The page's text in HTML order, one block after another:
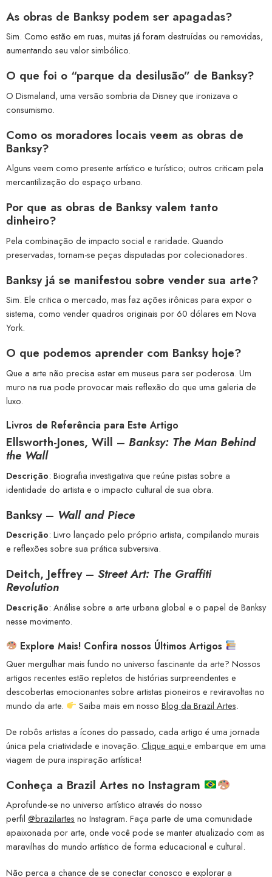
As obras de Banksy podem ser apagadas?
Sim. Como estão em ruas, muitas já foram destruídas ou removidas,
aumentando seu valor simbólico.
O que foi o “parque da desilusão” de Banksy?
O Dismaland, uma versão sombria da Disney que ironizava o
consumismo.
Como os moradores locais veem as obras de
Banksy?
Alguns veem como presente artístico e turístico; outros criticam pela
mercantilização do espaço urbano.
Por que as obras de Banksy valem tanto
dinheiro?
Pela combinação de impacto social e raridade. Quando
preservadas, tornam-se peças disputadas por colecionadores.
Banksy já se manifestou sobre vender sua arte?
Sim. Ele critica o mercado, mas faz ações irônicas para expor o
sistema, como vender quadros originais por 60 dólares em Nova
York.
O que podemos aprender com Banksy hoje?
Que a arte não precisa estar em museus para ser poderosa. Um
muro na rua pode provocar mais reflexão do que uma galeria de
luxo.
Livros de Referência para Este Artigo
Ellsworth-Jones, Will – Banksy: The Man Behind
the Wall
Descrição: Biografia investigativa que reúne pistas sobre a
identidade do artista e o impacto cultural de sua obra.
Banksy – Wall and Piece
Descrição: Livro lançado pelo próprio artista, compilando murais
e reflexões sobre sua prática subversiva.
Deitch, Jeffrey – Street Art: The Graffiti
Revolution
Descrição: Análise sobre a arte urbana global e o papel de Banksy
nesse movimento.
Explore Mais! Confira nossos Últimos Artigos
Quer mergulhar mais fundo no universo fascinante da arte? Nossos
artigos recentes estão repletos de histórias surpreendentes e
descobertas emocionantes sobre artistas pioneiros e reviravoltas no
mundo da arte.
Saiba mais em nosso Blog da Brazil Artes.
De robôs artistas a ícones do passado, cada artigo é uma jornada
única pela criatividade e inovação. Clique aqui e embarque em uma
viagem de pura inspiração artística!
Conheça a Brazil Artes no Instagram
Aprofunde-se no universo artístico através do nosso
perfil @brazilartes no Instagram. Faça parte de uma comunidade
apaixonada por arte, onde você pode se manter atualizado com as
maravilhas do mundo artístico de forma educacional e cultural.
Não perca a chance de se conectar conosco e explorar a